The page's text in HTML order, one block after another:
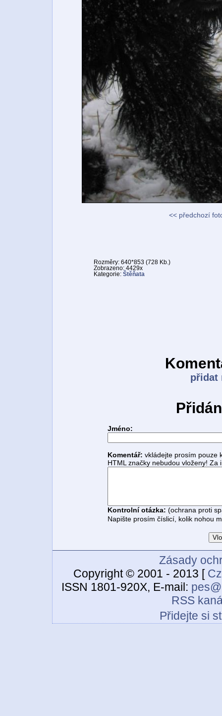
<< předchozí
Rozměry: 640*853 (728 Kb.)
Zobrazeno: 4429x
Kategorie: Štěňata
přidat
Jméno:
Komentář: vkládejte prosím pouze
HTML značky nebudou vloženy!
Kontrolní otázka: (ochrana proti
Napište prosím číslicí, kolik nohou
Zásady
Copyright © 2001 - 2013 [
ISSN 1801-920X, E-mail:
RSS
Přidejte si